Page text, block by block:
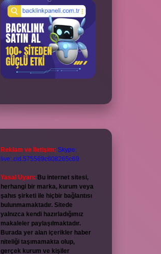
Reklam ve İletişim: Skype:
live:.cid.575569c608265c69
Yasal Uyarı: Bu internet sitesi,
herhangi bir marka, kurum veya
şahıs şirketi ile hiçbir bağlantısı
bulunmamaktadır. Sitede
yalnızca kendi hazırladığımız
makaleler paylaşılmaktadır.
Burada yer alan içerikler haber
niteliği taşımamakta olup,
gerçek kurum ve kişiler